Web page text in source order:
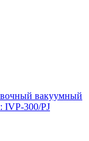
вакуумный
IVP-300/PJ